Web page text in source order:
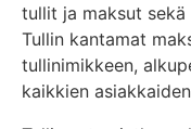
tullit ja maksut
Tullin kantamat
tullinimikkeen,
kaikkien